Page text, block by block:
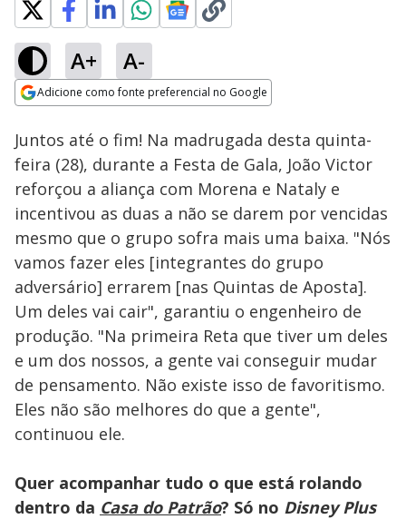
A+ A-
Adicione como fonte preferencial no Google
Ativar
Loaded
31.05%
Juntos até o fim! Na madrugada desta quinta-
feira (28), durante a Festa de Gala, João Victor
reforçou a aliança com Morena e Nataly e
incentivou as duas a não se darem por vencidas
mesmo que o grupo sofra mais uma baixa. "Nós
vamos fazer eles [integrantes do grupo
adversário] errarem [nas Quintas de Aposta].
Um deles vai cair", garantiu o engenheiro de
produção. "Na primeira Reta que tiver um deles
e um dos nossos, a gente vai conseguir mudar
de pensamento. Não existe isso de favoritismo.
Eles não são melhores do que a gente",
continuou ele.
Quer acompanhar tudo o que está rolando
dentro da Casa do Patrão? Só no Disney Plus